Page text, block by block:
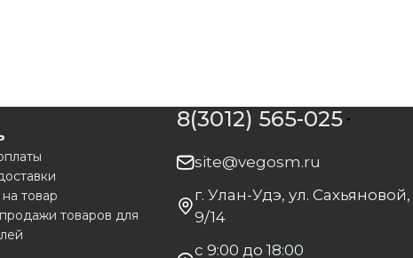
товар
товаров для
8(3012) 565-025
site@vegosm.ru
г. Улан-Удэ, ул. Сахьяновой,
9/14
с 9:00 до 18:00